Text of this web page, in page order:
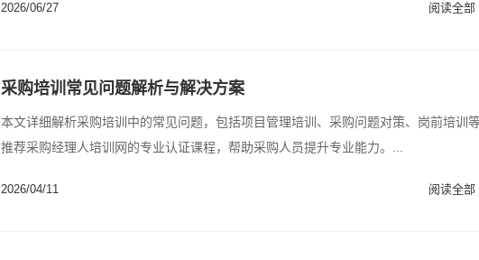
2026/06/27 阅读全部
采购培训常见问题解析与解决方案
本文详细解析采购培训中的常见问题，包括项目管理培训、采购问题对策、岗前培训等
推荐采购经理人培训网的专业认证课程，帮助采购人员提升专业能力。...
2026/04/11 阅读全部